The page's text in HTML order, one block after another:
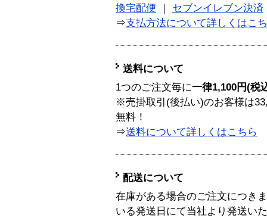
換宅配便
セブンイレブン決済
⇒支払方法について詳しくはこ
送料について
1つのご注文毎に一律1,100円(税
※売掛取引(後払い)のお客様は
無料！
⇒送料について詳しくはこちら
配送について
在庫がある場合のご注文につき
いる発送日にて当社より発送い